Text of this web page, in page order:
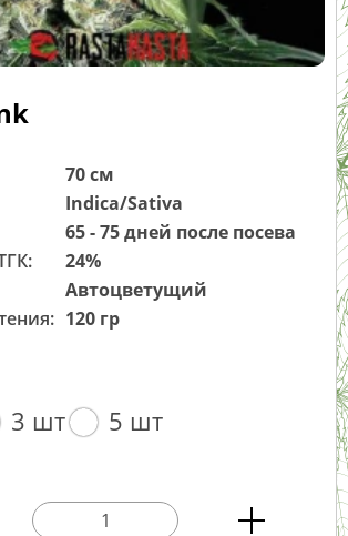
70 см
Indica/Sativa
65 - 75 дней после посева
24%
Автоцветущий
120 гр
3 шт 5 шт